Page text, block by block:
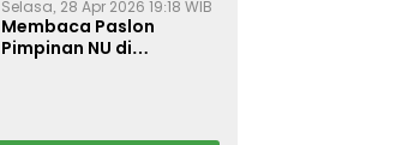
Selasa, 28 Apr 2026 19:18 WIB
Membaca Paslon
Pimpinan NU di